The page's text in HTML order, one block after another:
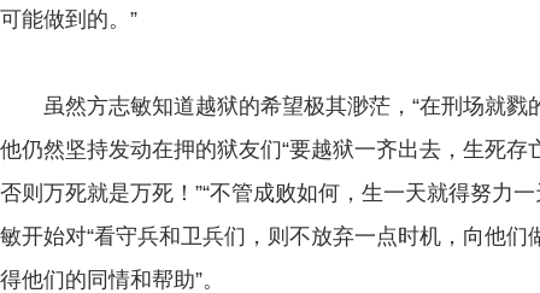
可能做到的。”
虽然方志敏知道越狱的希望极其渺茫，“在刑场就戮
他仍然坚持发动在押的狱友们“要越狱一齐出去，生死存
否则万死就是万死！”“不管成败如何，生一天就得努力
敏开始对“看守兵和卫兵们，则不放弃一点时机，向他
得他们的同情和帮助”。